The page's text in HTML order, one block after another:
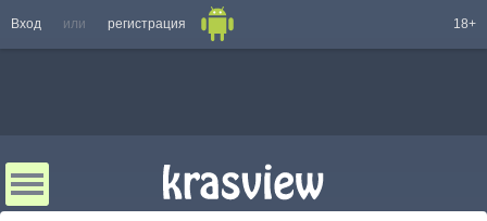
Вход или регистрация 18+